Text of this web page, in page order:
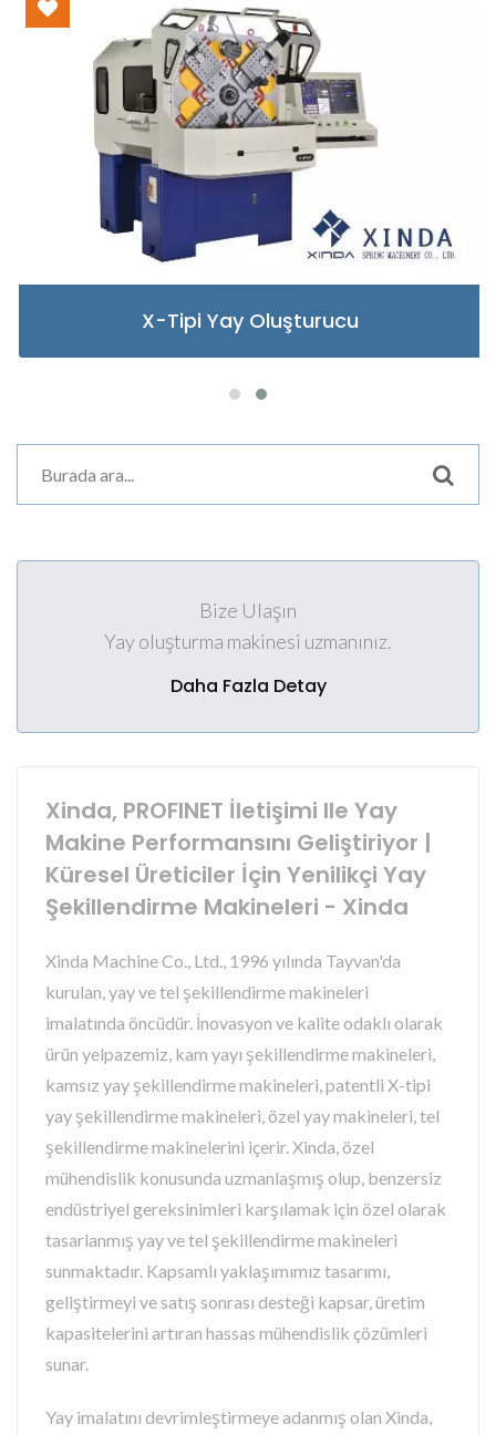
X-Tipi Yay Oluşturucu
Bize Ulaşın
Yay oluşturma makinesi uzmanınız.
Daha Fazla Detay
Xinda, PROFINET İletişimi Ile Yay
Makine Performansını Geliştiriyor |
Küresel Üreticiler İçin Yenilikçi Yay
Şekillendirme Makineleri - Xinda
Xinda Machine Co., Ltd., 1996 yılında Tayvan'da
kurulan, yay ve tel şekillendirme makineleri
imalatında öncüdür. İnovasyon ve kalite odaklı olarak
ürün yelpazemiz, kam yayı şekillendirme makineleri,
kamsız yay şekillendirme makineleri, patentli X-tipi
yay şekillendirme makineleri, özel yay makineleri, tel
şekillendirme makinelerini içerir. Xinda, özel
mühendislik konusunda uzmanlaşmış olup, benzersiz
endüstriyel gereksinimleri karşılamak için özel olarak
tasarlanmış yay ve tel şekillendirme makineleri
sunmaktadır. Kapsamlı yaklaşımımız tasarımı,
geliştirmeyi ve satış sonrası desteği kapsar, üretim
kapasitelerini artıran hassas mühendislik çözümleri
sunar.
Yay imalatını devrimleştirmeye adanmış olan Xinda,